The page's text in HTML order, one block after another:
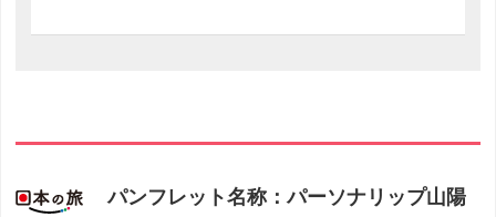
パンフレット名称：パーソナリップ山陽